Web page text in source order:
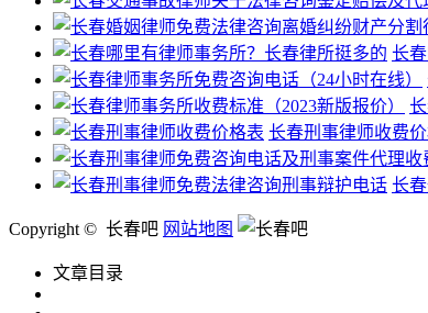
长
长春刑事律师收费
长
Copyright © 长春吧 网站地图
文章目录